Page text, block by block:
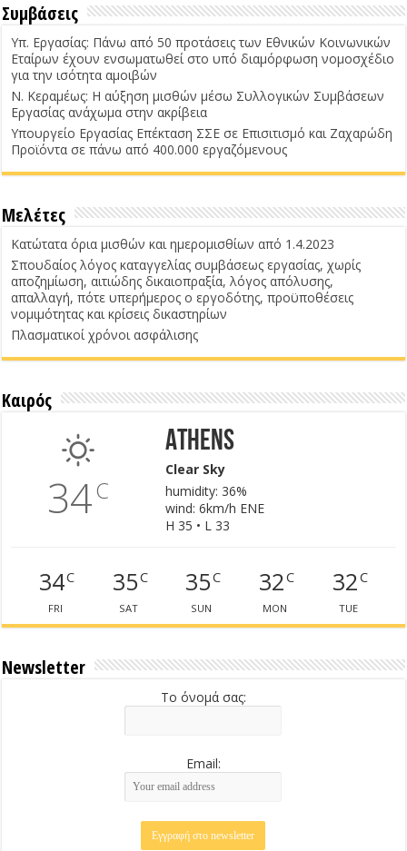
Συμβάσεις
Υπ. Εργασίας: Πάνω από 50 προτάσεις των Εθνικών Κοινωνικών
Εταίρων έχουν ενσωματωθεί στο υπό διαμόρφωση νομοσχέδιο
για την ισότητα αμοιβών
Ν. Κεραμέως: Η αύξηση μισθών μέσω Συλλογικών Συμβάσεων
Εργασίας ανάχωμα στην ακρίβεια
Υπουργείο Εργασίας Επέκταση ΣΣΕ σε Επισιτισμό και Ζαχαρώδη
Προϊόντα σε πάνω από 400.000 εργαζόμενους
Μελέτες
Κατώτατα όρια μισθών και ημερομισθίων από 1.4.2023
Σπουδαίος λόγος καταγγελίας συμβάσεως εργασίας, χωρίς
αποζημίωση, αιτιώδης δικαιοπραξία, λόγος απόλυσης,
απαλλαγή, πότε υπερήμερος ο εργοδότης, προϋποθέσεις
νομιμότητας και κρίσεις δικαστηρίων
Πλασματικοί χρόνοι ασφάλισης
Καιρός
34C
Athens
Clear Sky
humidity: 36%
wind: 6km/h ENE
H 35 • L 33
34C
FRI
35C
SAT
35C
SUN
32C
MON
32C
TUE
Newsletter
Το όνομά σας:
Email: